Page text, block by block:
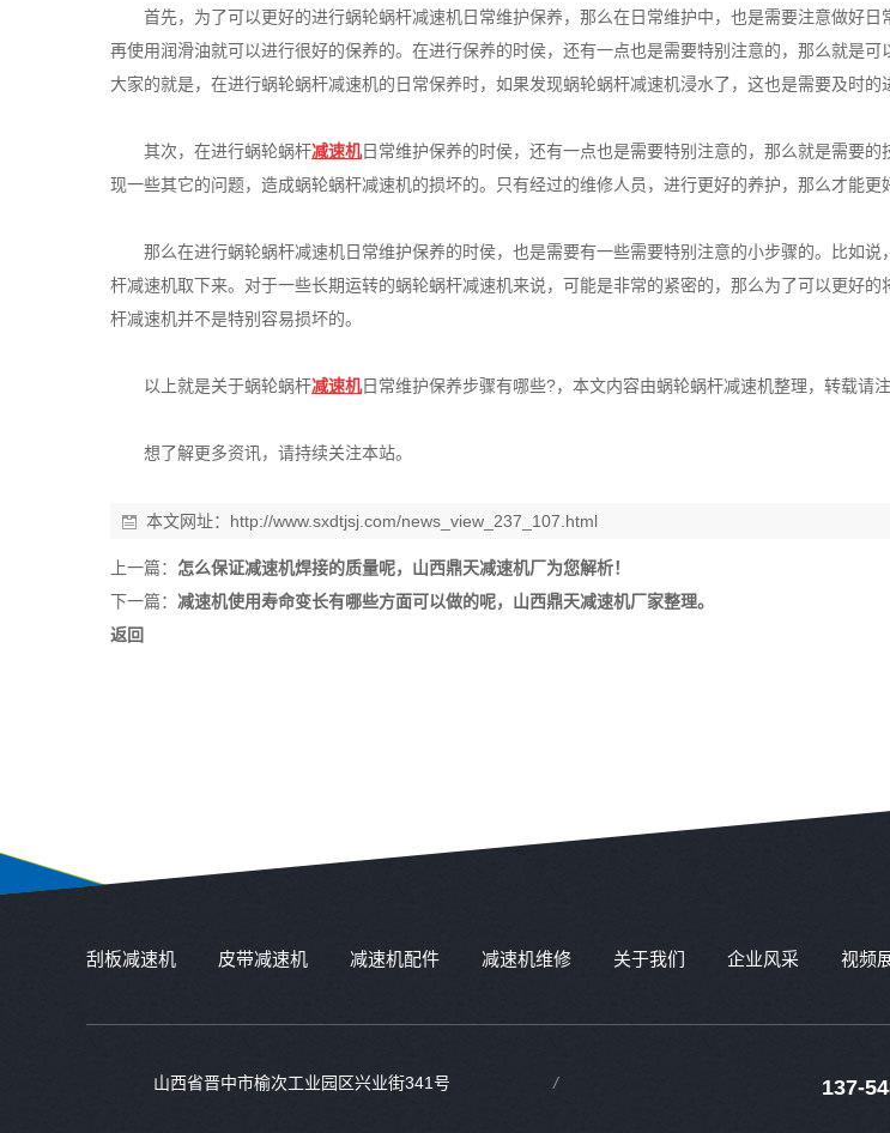
首先，为了可以更好的进行蜗轮蜗杆减速机日常维护保养，那么在日常维护中，也是需要注意做好
再使用润滑油就可以进行很好的保养的。在进行保养的时侯，还有一点也是需要特别注意的，那么就是
大家的就是，在进行蜗轮蜗杆减速机的日常保养时，如果发现蜗轮蜗杆减速机浸水了，这也是需要及时的
其次，在进行蜗轮蜗杆减速机日常维护保养的时侯，还有一点也是需要特别注意的，那么就是需要
现一些其它的问题，造成蜗轮蜗杆减速机的损坏的。只有经过的维修人员，进行更好的养护，那么才能更
那么在进行蜗轮蜗杆减速机日常维护保养的时侯，也是需要有一些需要特别注意的小步骤的。比如
杆减速机取下来。对于一些长期运转的蜗轮蜗杆减速机来说，可能是非常的紧密的，那么为了可以更好
杆减速机并不是特别容易损坏的。
以上就是关于蜗轮蜗杆减速机日常维护保养步骤有哪些?，本文内容由蜗轮蜗杆减速机整理，转载请
想了解更多资讯，请持续关注本站。
本文网址： http://www.sxdtjsj.com/news_view_237_107.html
上一篇： 怎么保证减速机焊接的质量呢，山西鼎天减速机厂为您解析！
下一篇： 减速机使用寿命变长有哪些方面可以做的呢，山西鼎天减速机厂家整理。
返回
刮板减速机 皮带减速机 减速机配件 减速机维修 关于我们 企业风采 视频
山西省晋中市榆次工业园区兴业街341号 137-